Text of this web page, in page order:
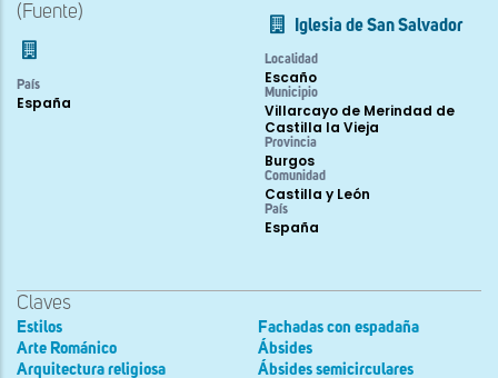
(Fuente)
País
España
Iglesia de San Salvador
Localidad
Escaño
Municipio
Villarcayo de Merindad de
Castilla la Vieja
Provincia
Burgos
Comunidad
Castilla y León
País
España
Claves
Estilos
Arte Románico
Arquitectura religiosa
Fachadas con espadaña
Ábsides
Ábsides semicirculares